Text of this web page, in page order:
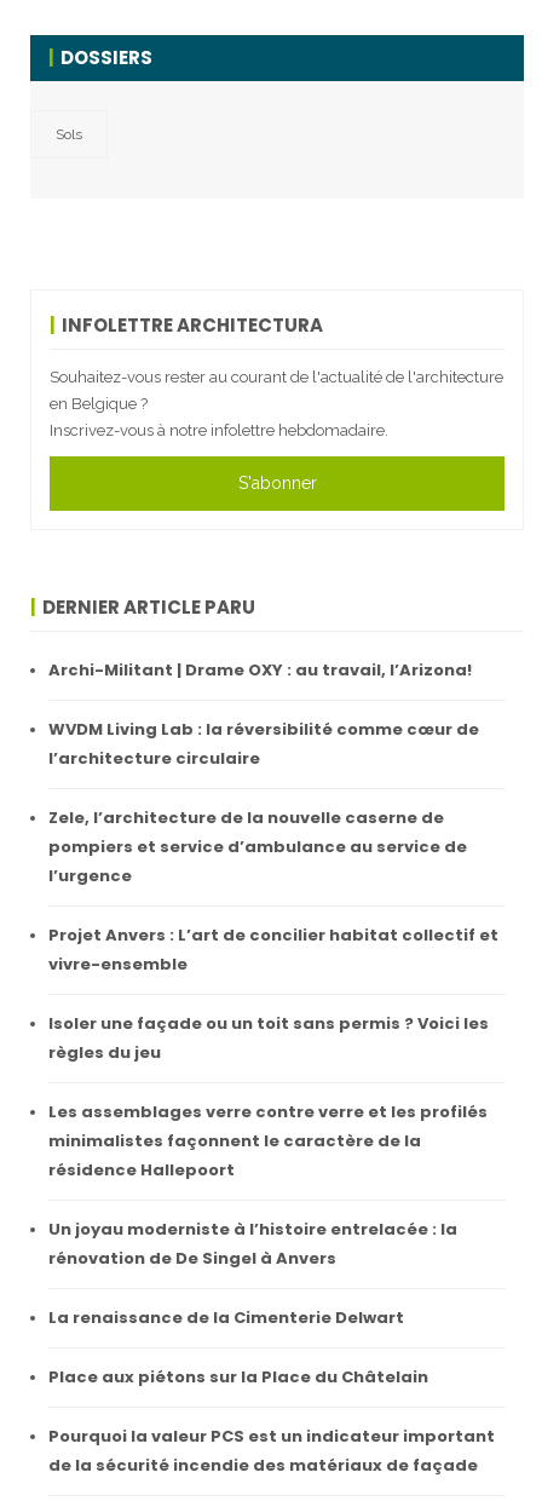
DOSSIERS
Sols
INFOLETTRE ARCHITECTURA
Souhaitez-vous rester au courant de l'actualité de l'architecture
en Belgique ?
Inscrivez-vous à notre infolettre hebdomadaire.
S'abonner
DERNIER ARTICLE PARU
Archi-Militant | Drame OXY : au travail, l’Arizona!
WVDM Living Lab : la réversibilité comme cœur de
l’architecture circulaire
Zele, l’architecture de la nouvelle caserne de
pompiers et service d’ambulance au service de
l’urgence
Projet Anvers : L’art de concilier habitat collectif et
vivre-ensemble
Isoler une façade ou un toit sans permis ? Voici les
règles du jeu
Les assemblages verre contre verre et les profilés
minimalistes façonnent le caractère de la
résidence Hallepoort
Un joyau moderniste à l’histoire entrelacée : la
rénovation de De Singel à Anvers
La renaissance de la Cimenterie Delwart
Place aux piétons sur la Place du Châtelain
Pourquoi la valeur PCS est un indicateur important
de la sécurité incendie des matériaux de façade